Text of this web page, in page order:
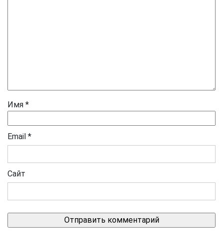
Имя *
Email *
Сайт